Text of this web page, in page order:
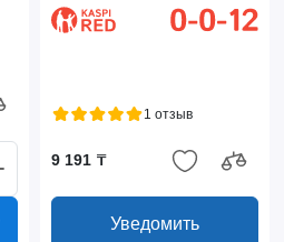
1 отзыв
9 191 ₸
Уведомить